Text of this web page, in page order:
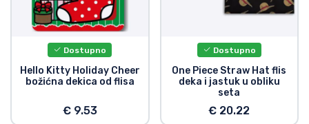
Dostupno
Hello Kitty Holiday Cheer
božićna dekica od flisa
€ 9.53
Dostupno
One Piece Straw Hat flis
deka i jastuk u obliku
seta
€ 20.22